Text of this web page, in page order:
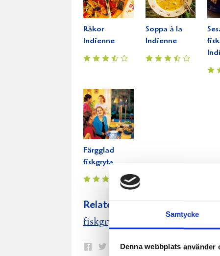
Samtycke
Denna webbplats använder
Räkor
Indienne
Soppa à la
Indienne
Färgglad
fiskgryta
Relaterade recept:
fiskgryta
Dela DelaDelaDelaSkriv